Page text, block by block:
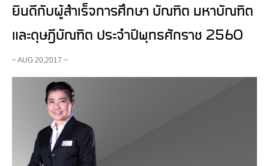
ยินดีกับผู้สำเร็จการศึกษา บัณฑิต มหาบัณฑิต
และดุษฎีบัณฑิต ประจำปีพุทธศักราช 2560
− AUG 20,2017 −